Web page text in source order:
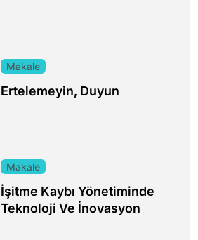
Makale
Ertelemeyin, Duyun
Makale
İşitme Kaybı Yönetiminde
Teknoloji Ve İnovasyon